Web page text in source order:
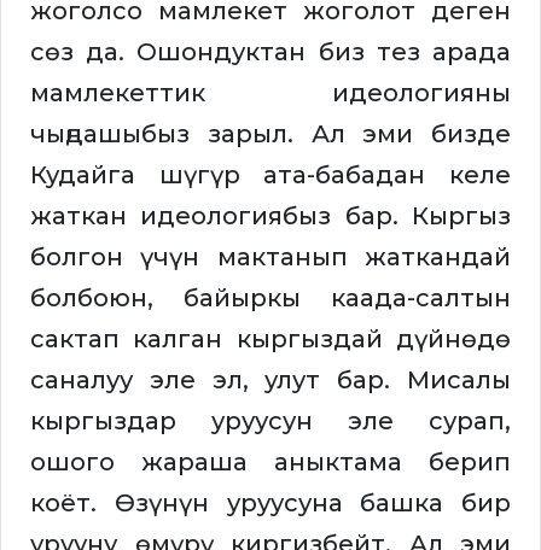
жоголсо мамлекет жоголот деген
сөз да. Ошондуктан биз тез арада
мамлекеттик идеологияны
чыңдашыбыз зарыл. Ал эми бизде
Кудайга шүгүр ата-бабадан келе
жаткан идеологиябыз бар. Кыргыз
болгон үчүн мактанып жаткандай
болбоюн, байыркы каада-салтын
сактап калган кыргыздай дүйнөдө
саналуу эле эл, улут бар. Мисалы
кыргыздар уруусун эле сурап,
ошого жараша аныктама берип
коёт. Өзүнүн уруусуна башка бир